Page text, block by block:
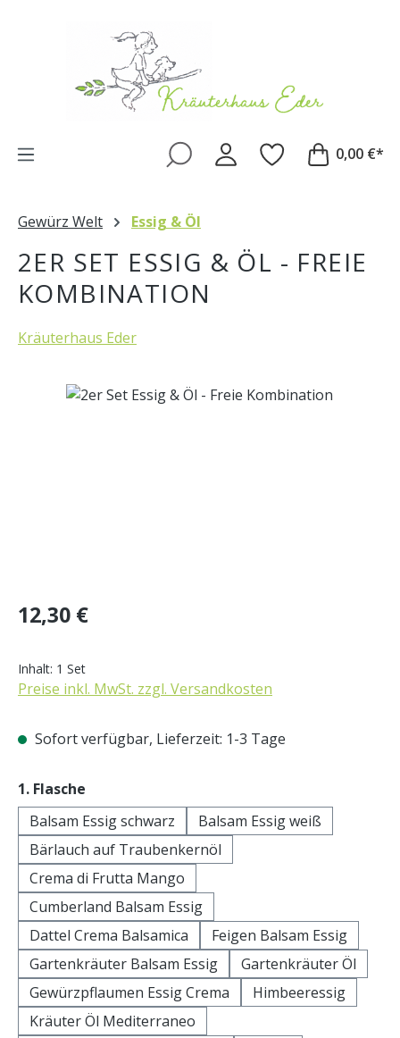
0,00 €*
Gewürz Welt Essig & Öl
2ER SET ESSIG & ÖL - FREIE
KOMBINATION
Kräuterhaus Eder
Bildergalerie überspringen
Regulärer Preis:
12,30 €
Inhalt: 1 Set
Preise inkl. MwSt. zzgl. Versandkosten
Sofort verfügbar, Lieferzeit: 1-3 Tage
1. Flasche
Balsam Essig schwarz
Balsam Essig weiß
Bärlauch auf Traubenkernöl
Crema di Frutta Mango
Cumberland Balsam Essig
Dattel Crema Balsamica
Feigen Balsam Essig
Gartenkräuter Balsam Essig
Gartenkräuter Öl
Gewürzpflaumen Essig Crema
Himbeeressig
Kräuter Öl Mediterraneo